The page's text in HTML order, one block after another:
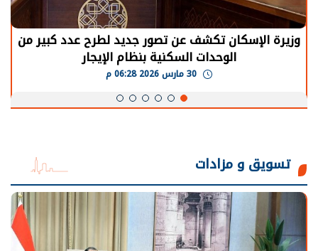
الرئيس السيسي: توقف الأنشطة في قطاع الطاقة
يحتاج إلى سنوات لعودة معدلات الإنتاج الطبيعية
تسويق و مزادات